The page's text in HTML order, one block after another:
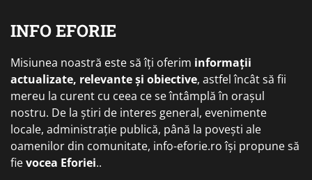
INFO EFORIE
Misiunea noastră este să îți oferim informații
actualizate, relevante și obiective, astfel încât să fii
mereu la curent cu ceea ce se întâmplă în orașul
nostru. De la știri de interes general, evenimente
locale, administrație publică, până la povești ale
oamenilor din comunitate, info-eforie.ro își propune să
fievocea Eforiei..